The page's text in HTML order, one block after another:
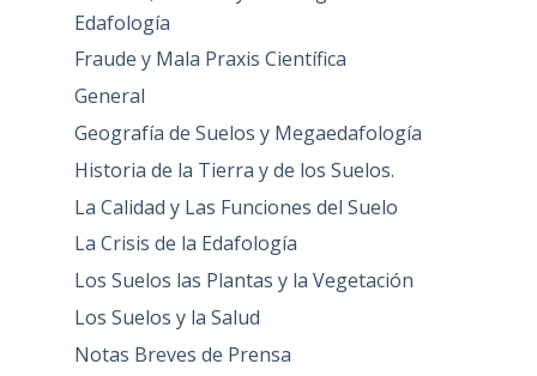
Edafología
Fraude y Mala Praxis Científica
General
Geografía de Suelos y Megaedafología
Historia de la Tierra y de los Suelos.
La Calidad y Las Funciones del Suelo
La Crisis de la Edafología
Los Suelos las Plantas y la Vegetación
Los Suelos y la Salud
Notas Breves de Prensa